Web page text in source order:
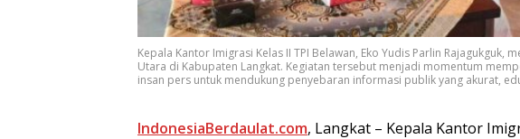
Kepala Kantor Imigrasi Kelas II TPI Belawan, Eko Yudis Parlin Rajagukguk,
Utara di Kabupaten Langkat. Kegiatan tersebut menjadi momentum
insan pers untuk mendukung penyebaran informasi publik yang akurat,
IndonesiaBerdaulat.com, Lаngkаt – Kepala Kantor